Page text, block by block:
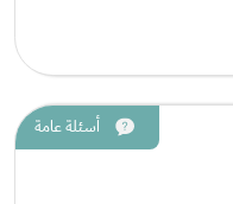
أسئلة عامة